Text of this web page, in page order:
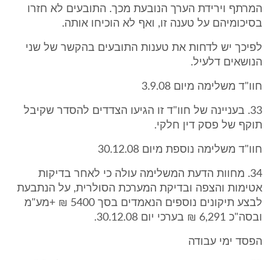
המרתף וירידת הערך הנובעת מכך. התובעים לא חזרו
בסיכומיהם על טענה זו, ואף לא הוכיחו אותה.
לפיכך יש לדחות את טענות התובעים בהקשר של שני
הנושאים דלעיל.
חוו"ד משלימה מיום 3.9.08
33. בעניינה של חוו"ד זו הגיעו הצדדים להסדר שקיבל
תוקף של פסק דין חלקי.
חוו"ד משלימה נוספת מיום 30.12.08
34. מחוות הדעת המשלימה עולה כי לאחר בדיקות
אטימות והצפה ובדיקת המערכת הסולרית, על הנתבעת
לבצע תיקונים נוספים הנאמדים בסך 5400 ₪ +מע"מ
ובסה"כ 6,291 ₪ בערכי יום 30.12.08.
הפסד ימי עבודה